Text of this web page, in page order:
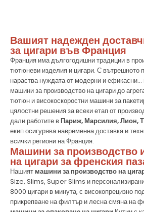
Вашият надежден
за цигари във Франция
Франция има дългогодишни традиции в
тютюневи изделия и цигари. С вътрешното
нараства нуждата от модерни и ефикасни...
машини за производство на цигари до
тютюн и високоскоростни машини за
цялостни решения за всеки етап от
дали работите в Париж, Марсилия, Лион,
екип осигурява навременна доставка и
всички региони на Франция.
Машини за производство
на цигари за френския
Нашият машини за производство на
Size, Slims, Super Slims и
8000 цигари в минута, с високопрецизно
прикрепване на филтър и лесна смяна на